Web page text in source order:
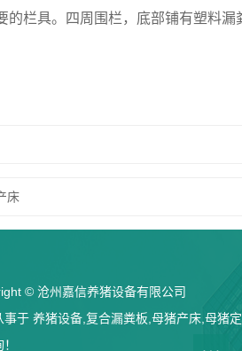
的栏具。四周围栏，底部铺有塑料
床
© 沧州嘉信养猪设备有限公司
事于 养猪设备,复合漏粪板,母猪产床,母猪